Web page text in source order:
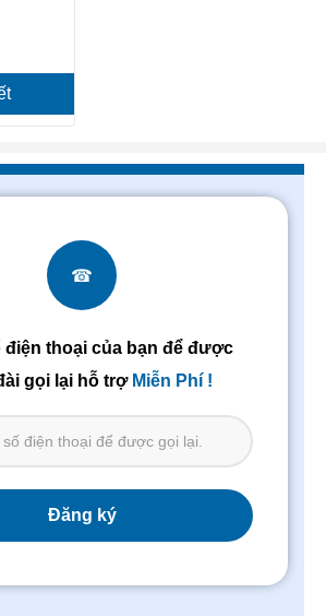
☎
điện thoại của bạn để được
gọi lại hỗ trợ Miễn Phí !